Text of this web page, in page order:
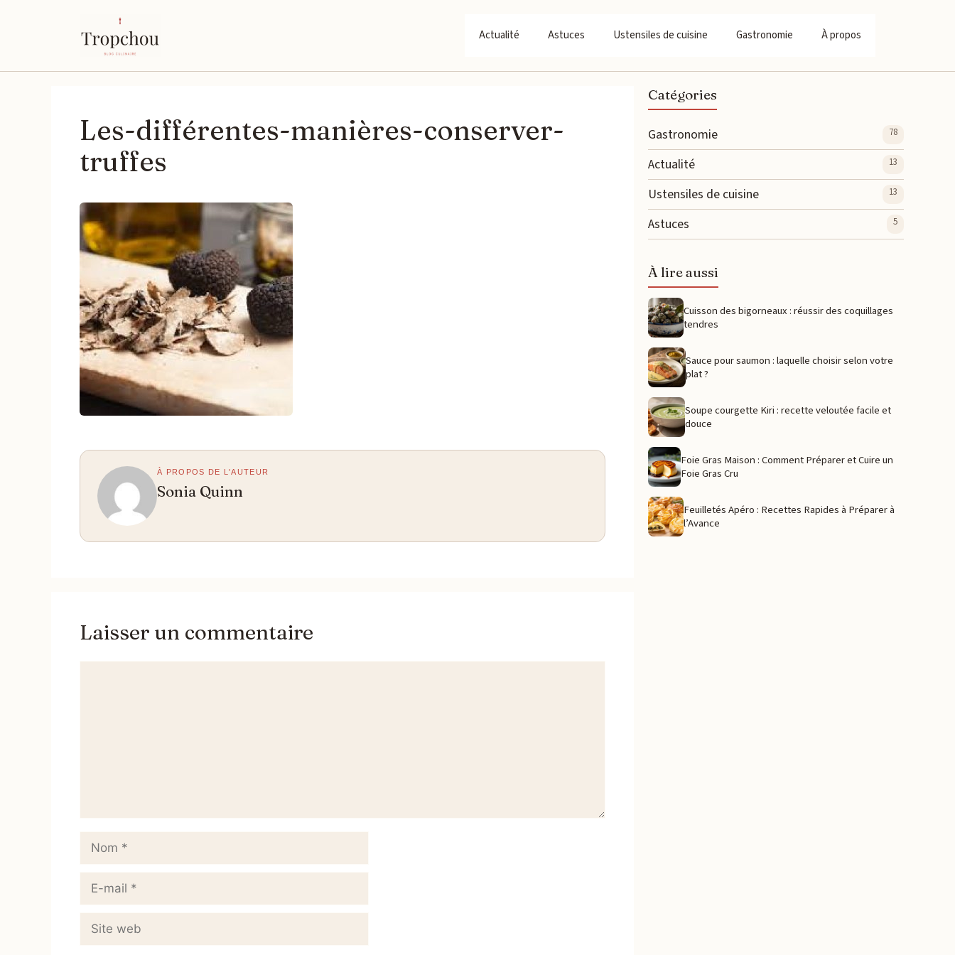
Actualité Astuces Ustensiles de cuisine Gastronomie À propos
Les-différentes-manières-conserver-
truffes
À PROPOS DE L'AUTEUR
Sonia Quinn
Laisser un commentaire
Nom
Site
Catégories
Gastronomie 78
Actualité 13
Ustensiles de cuisine 13
Astuces 5
À lire aussi
Cuisson des bigorneaux : réussir des coquillages
tendres
Sauce pour saumon : laquelle choisir selon votre
plat ?
Soupe courgette Kiri : recette veloutée facile et
douce
Foie Gras Maison : Comment Préparer et Cuire un
Foie Gras Cru
Feuilletés Apéro : Recettes Rapides à Préparer à
l’Avance